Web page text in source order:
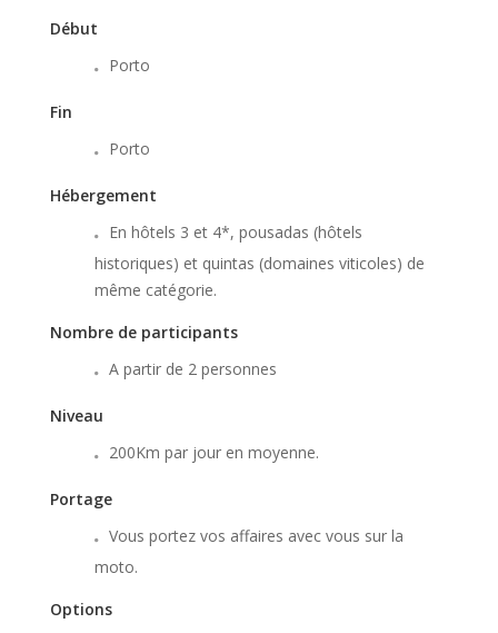
Début
Porto
Fin
Porto
Hébergement
En hôtels 3 et 4*, pousadas (hôtels
historiques) et quintas (domaines viticoles) de
même catégorie.
Nombre de participants
A partir de 2 personnes
Niveau
200Km par jour en moyenne.
Portage
Vous portez vos affaires avec vous sur la
moto.
Options